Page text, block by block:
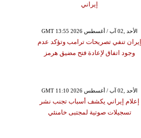
إيراني
GMT 13:55 2026 الأحد ,02 آب / أغسطس
إيران تنفي تصريحات ترامب وتؤكد عدم
وجود اتفاق لإعادة فتح مضيق هرمز
GMT 11:10 2026 الأحد ,02 آب / أغسطس
إعلام إيراني يكشف أسباب تجنب نشر
تسجيلات صوتية لمجتبى خامنئي